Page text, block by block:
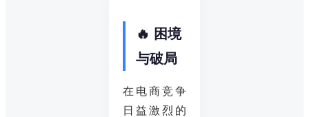
🔥 困境
与破局
在电商竞争
日益激烈的